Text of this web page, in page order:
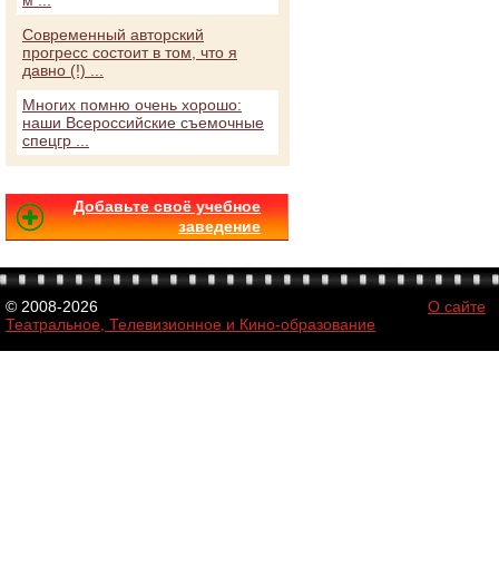
Современный авторский
прогресс состоит в том, что я
давно (!) ...
Многих помню очень хорошо:
наши Всероссийские съемочные
спецгр ...
Добавьте своё учебное
заведение
© 2008-2026
Театральное, Телевизионное и Кино-образование
О сайте